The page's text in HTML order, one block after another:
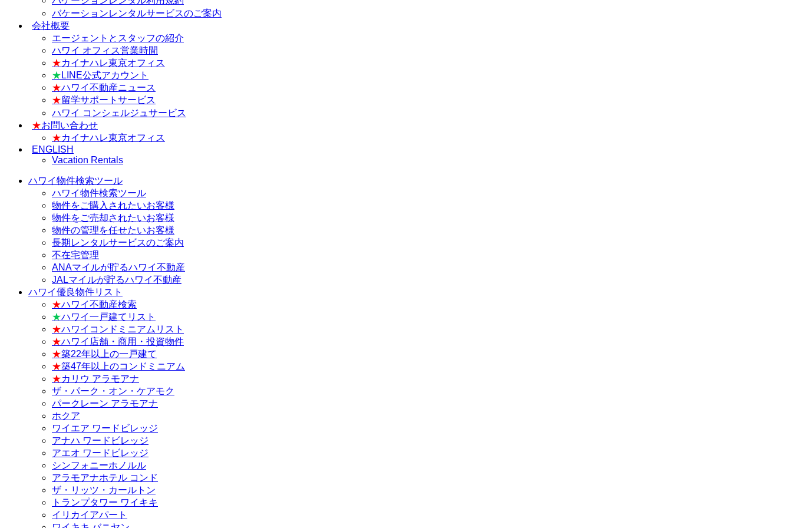
バケーションレンタルサービスのご案内
会社概要
エージェントとスタッフの紹介
ハワイ オフィス営業時間
★カイナハレ東京オフィス
★ LINE公式アカウント
★ハワイ不動産ニュース
★留学サポートサービス
ハワイ コンシェルジュサービス
★お問い合わせ
★カイナハレ東京オフィス
ENGLISH
Vacation Rentals
ハワイ物件検索ツール
ハワイ物件検索ツール
物件をご購入されたいお客様
物件をご売却されたいお客様
物件の管理を任せたいお客様
長期レンタルサービスのご案内
不在宅管理
ANAマイルが貯るハワイ不動産
JALマイルが貯るハワイ不動産
ハワイ優良物件リスト
★ハワイ不動産検索
★ハワイ一戸建てリスト
★ハワイコンドミニアムリスト
★ハワイ店舗・商用・投資物件
★築22年以上の一戸建て
★築47年以上のコンドミニアム
★カリウ アラモアナ
ザ・パーク・オン・ケアモク
パークレーン アラモアナ
ホクア
ワイエア ワードビレッジ
アナハ ワードビレッジ
アエオ ワードビレッジ
シンフォニーホノルル
アラモアナホテル コンド
ザ・リッツ・カールトン
トランプタワー ワイキキ
イリカイアパート